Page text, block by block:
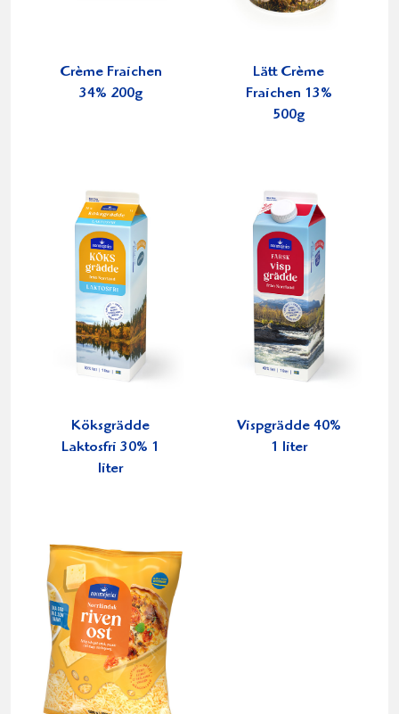
Crème Fraichen
34% 200g
Lätt Crème
Fraichen 13%
500g
Köksgrädde
Laktosfri 30% 1
liter
Vispgrädde 40%
1 liter